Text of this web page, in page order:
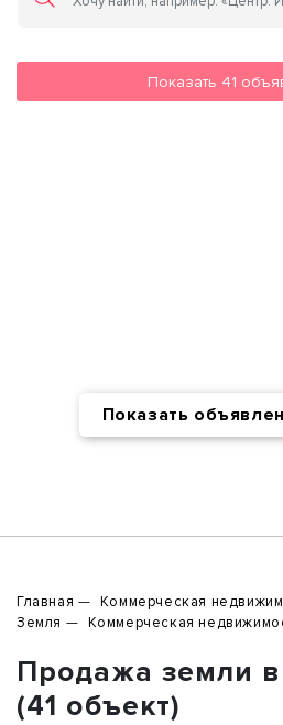
Показать 41
Показать
Главная Коммерческая
Земля
Коммерческая
Продажа земли
(41 объект)